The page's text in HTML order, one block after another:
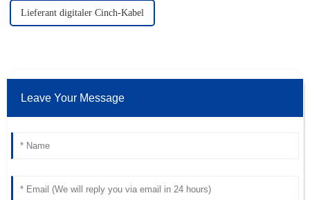
Lieferant digitaler Cinch-Kabel
Leave Your Message